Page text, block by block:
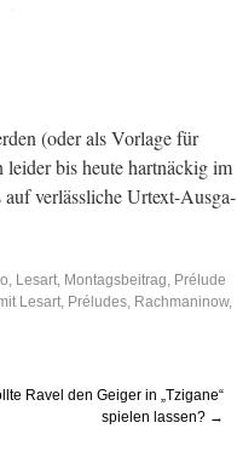
(oder als Vor­la­ge für
lei­der bis heute hart­nä­ckig im
auf ver­läss­li­che Ur­text-Aus­ga­
, Lesart, Montagsbeitrag, Prélude
Lesart, Préludes, Rachmaninow,
Ravel den Geiger in „Tzigane“
spielen lassen? →